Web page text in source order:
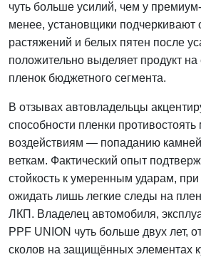
чуть больше усилий, чем у
менее, установщики подчеркивают
растяжений и белых пятен после
положительно выделяет продукт
пленок бюджетного сегмента.
В отзывах автовладельцы
способности пленки
воздействиям — попаданию
веткам. Фактический опыт
стойкость к умеренным ударам, при
ожидать лишь легкие следы на
ЛКП. Владелец автомобиля,
PPF UNION чуть больше двух лет,
сколов на защищённых элементах